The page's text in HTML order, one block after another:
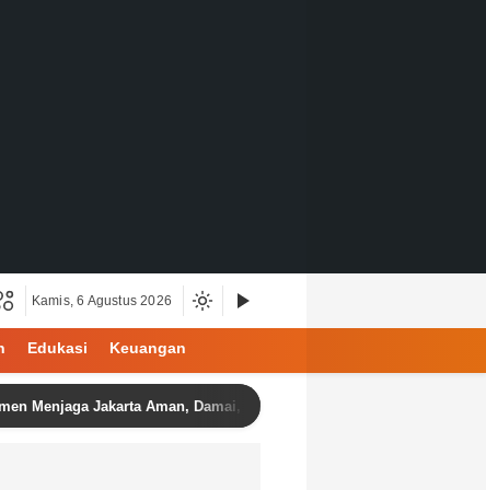
Kamis, 6 Agustus 2026
Edukasi Keuangan
Jakarta Aman, Damai, dan Kondusif Jelang HUT ke-81 Republik